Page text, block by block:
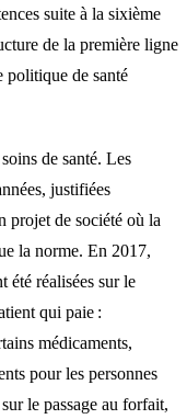
suite à la sixième
de la première ligne
politique de santé
de santé. Les
justifiées
projet de société où la
la norme. En 2017,
été réalisées sur le
qui paie :
médicaments,
pour les personnes
le passage au forfait,